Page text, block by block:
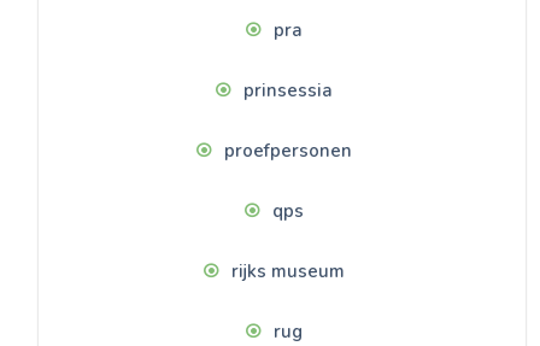
pra
prinsessia
proefpersonen
qps
rijks museum
rug